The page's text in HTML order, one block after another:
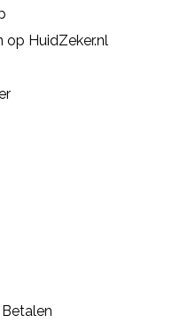
op HuidZeker.nl